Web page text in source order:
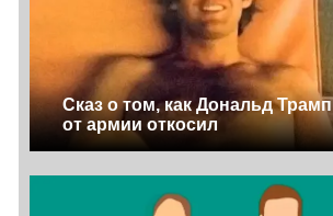
Сказ о том, как Дональд Трамп
от армии откосил